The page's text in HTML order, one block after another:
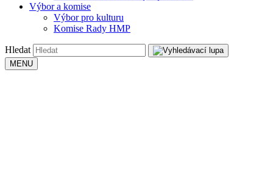
Výbor a komise
Výbor pro kulturu
Komise Rady HMP
Hledat
MENU